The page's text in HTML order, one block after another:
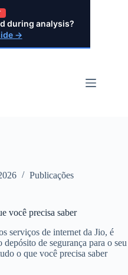
during analysis?
→
Publicações
você precisa saber
serviços de internet da Jio, é
de segurança para o seu
o que você precisa saber